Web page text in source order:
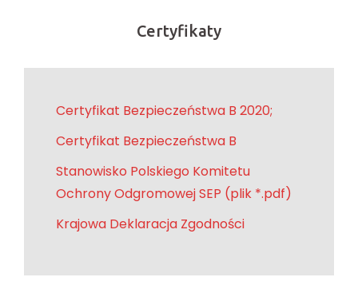
Certyfikaty
Certyfikat Bezpieczeństwa B 2020;
Certyfikat Bezpieczeństwa B
Stanowisko Polskiego Komitetu
Ochrony Odgromowej SEP (plik *.pdf)
Krajowa Deklaracja Zgodności